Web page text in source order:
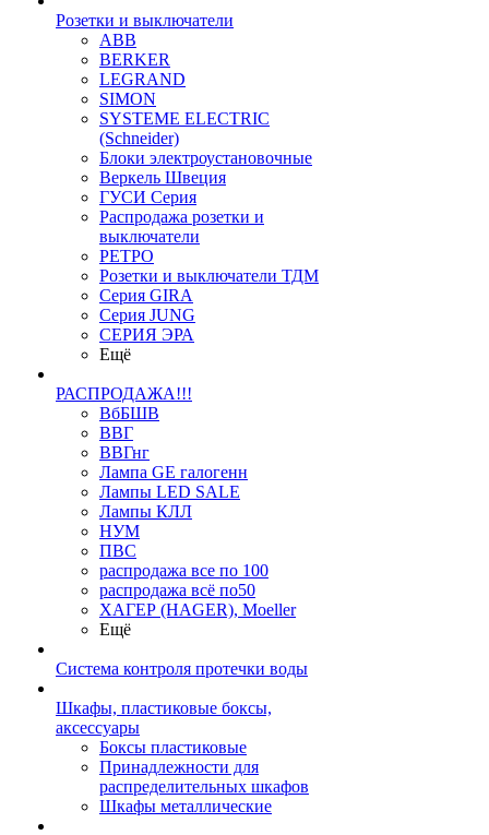
Розетки и выключатели
ABB
BERKER
LEGRAND
SIMON
SYSTEME ELECTRIC
(Schneider)
Блоки электроустановочные
Веркель Швеция
ГУСИ Серия
Распродажа розетки и
выключатели
РЕТРО
Розетки и выключатели ТДМ
Серия GIRA
Серия JUNG
СЕРИЯ ЭРА
Ещё
РАСПРОДАЖА!!!
ВбБШВ
ВВГ
ВВГнг
Лампа GE галогенн
Лампы LED SALE
Лампы КЛЛ
НУМ
ПВС
распродажа все по 100
распродажа всё по50
ХАГЕР (HAGER), Moeller
Ещё
Система контроля протечки воды
Шкафы, пластиковые боксы,
аксессуары
Боксы пластиковые
Принадлежности для
распределительных шкафов
Шкафы металлические